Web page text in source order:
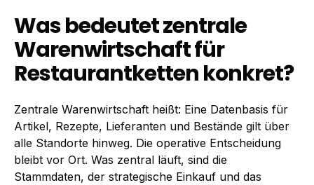
Was bedeutet zentrale
Warenwirtschaft für
Restaurantketten konkret?
Zentrale Warenwirtschaft heißt: Eine Datenbasis für
Artikel, Rezepte, Lieferanten und Bestände gilt über
alle Standorte hinweg. Die operative Entscheidung
bleibt vor Ort. Was zentral läuft, sind die
Stammdaten, der strategische Einkauf und das